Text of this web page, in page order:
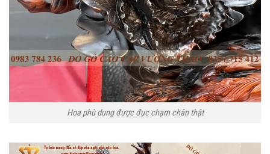
Hoa phù dung được đục chạm chân thật